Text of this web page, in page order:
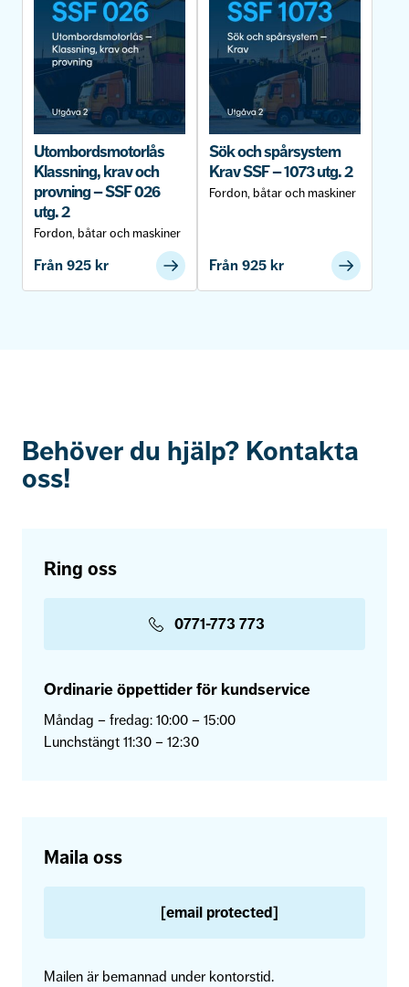
Utombordsmotorlås
Klassning, krav och
provning – SSF 026
utg. 2
Fordon, båtar och maskiner
Från 925 kr
Sök och spårsystem
Krav SSF – 1073 utg. 2
Fordon, båtar och maskiner
Från 925 kr
Behöver du hjälp? Kontakta
oss!
Ring oss
0771-773 773
Ordinarie öppettider för kundservice
Måndag – fredag: 10:00 – 15:00
Lunchstängt 11:30 – 12:30
Maila oss
[email protected]
Mailen är bemannad under kontorstid.